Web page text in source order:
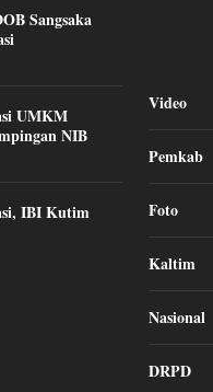
Sangsaka
UMKM
NIB
IBI Kutim
Video
Pemkab
Foto
Kaltim
Nasional
DRPD